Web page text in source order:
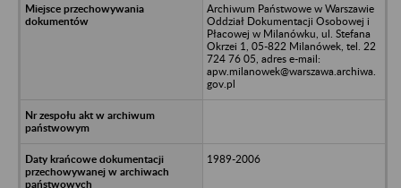
Archiwum Państwowe w Warszawie
Oddział Dokumentacji Osobowej i
Płacowej w Milanówku, ul. Stefana
Okrzei 1, 05-822 Milanówek, tel. 22
724 76 05, adres e-mail:
apw.milanowek@warszawa.archiwa.
gov.pl
1989-2006